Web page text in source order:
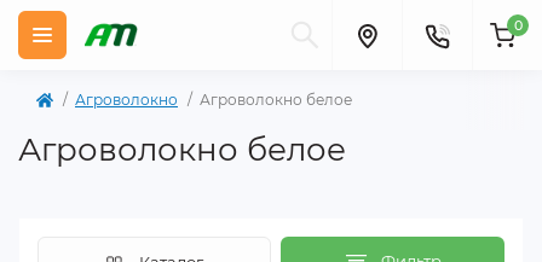
0
Агроволокно Агроволокно белое
Агроволокно белое